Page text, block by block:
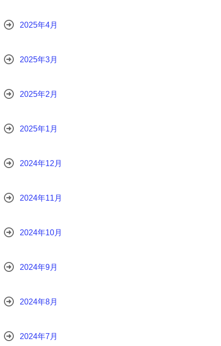
2025年4月
2025年3月
2025年2月
2025年1月
2024年12月
2024年11月
2024年10月
2024年9月
2024年8月
2024年7月